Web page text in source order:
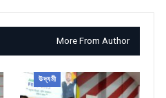
More From Author
উদ্যমী